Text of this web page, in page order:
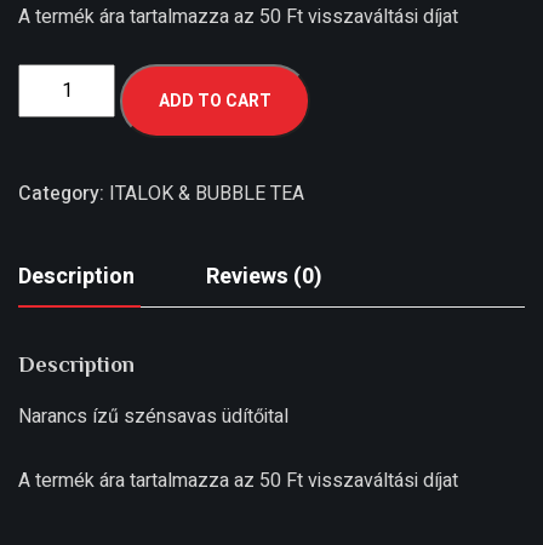
A termék ára tartalmazza az 50 Ft visszaváltási díjat
ADD TO CART
Category: ITALOK & BUBBLE TEA
Description Reviews (0)
Description
Narancs ízű szénsavas üdítőital
A termék ára tartalmazza az 50 Ft visszaváltási díjat